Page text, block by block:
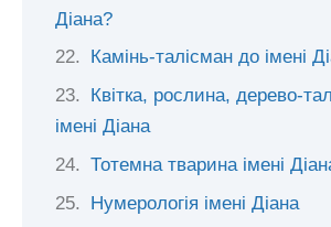
Діана?
Камінь-талісман до імені
Квітка, рослина, дерево-
імені Діана
Тотемна тварина імені
Нумерологія імені Діана